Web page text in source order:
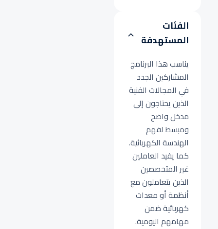
الفئات
المستهدفة
يناسب هذا البرنامج
المشاركين الجدد
في المجالات الفنية
الذين يحتاجون إلى
مدخل واضح
ومبسط لفهم
الهندسة الكهربائية.
كما يفيد العاملين
غير المتخصصين
الذين يتعاملون مع
أنظمة أو معدات
كهربائية ضمن
مهامهم اليومية.